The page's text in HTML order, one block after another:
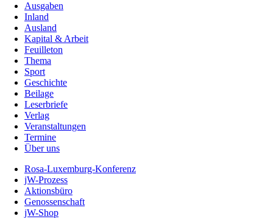
Ausgaben
Inland
Ausland
Kapital & Arbeit
Feuilleton
Thema
Sport
Geschichte
Beilage
Leserbriefe
Verlag
Veranstaltungen
Termine
Über uns
Rosa-Luxemburg-Konferenz
jW-Prozess
Aktionsbüro
Genossenschaft
jW-Shop